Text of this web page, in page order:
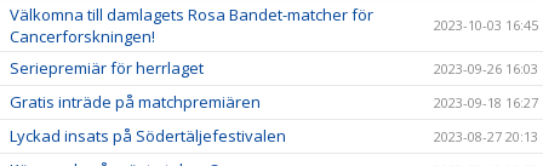
Välkomna till damlagets Rosa Bandet-matcher för
Cancerforskningen!
2023-10-03 16:45
Seriepremiär för herrlaget 2023-09-26 16:03
Gratis inträde på matchpremiären 2023-09-18 16:27
Lyckad insats på Södertäljefestivalen 2023-08-27 20:13